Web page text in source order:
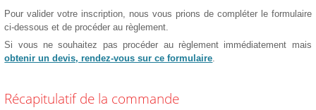
Pour valider votre inscription, nous vous prions de compléter le formulaire
ci-dessous et de procéder au règlement.
Si vous ne souhaitez pas procéder au règlement immédiatement mais
obtenir un devis, rendez-vous sur ce formulaire
Récapitulatif de la commande